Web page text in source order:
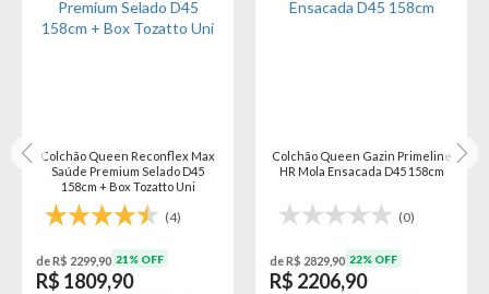
Colchão Queen Reconflex Max
Saúde Premium Selado D45
158cm + Box Tozatto Uni
(4)
de R$ 2299,90 21% OFF
R$ 1809,90
Colchão Queen Gazin Primeline
HR Mola Ensacada D45 158cm
(0)
de R$ 2829,90 22% OFF
R$ 2206,90